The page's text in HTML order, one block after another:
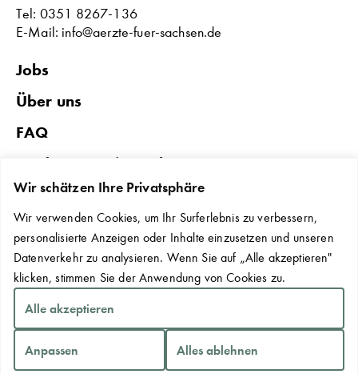
Wir schätzen Ihre Privatsphäre
Wir verwenden Cookies, um Ihr Surferlebnis zu verbessern,
personalisierte Anzeigen oder Inhalte einzusetzen und unseren
Datenverkehr zu analysieren. Wenn Sie auf „Alle akzeptieren"
klicken, stimmen Sie der Anwendung von Cookies zu.
Anpassen Alles ablehnen
Alle akzeptieren
Tel: 0351 8267-136
E-Mail: info@aerzte-fuer-sachsen.de
Jobs
Über uns
FAQ
Förderungen in Sachsen
Datenschutz & Impressum
Erklärung zur Barrierefreiheit
Kontakt
Cookie-Einstellungen
Copyright © 2026 Sächsische Landesärztekammer